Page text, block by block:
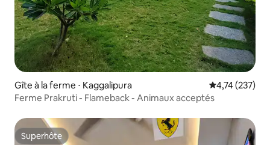
Gîte à la ferme ⋅ Kaggalipura Évaluation
4,74 (237)
Ferme Prakruti - Flameback - Animaux acceptés
Superhôte
Superhôte